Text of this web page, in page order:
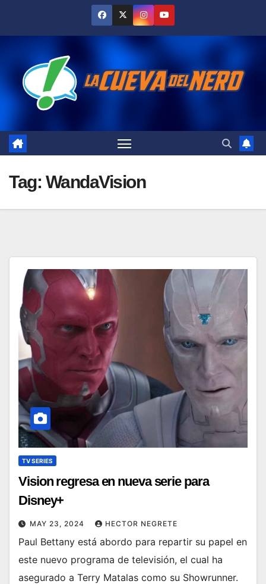
Tag: WandaVision
TV SERIES
Vision regresa en nueva serie para
Disney+
MAY 23, 2024 HECTOR NEGRETE
Paul Bettany está abordo para repartir su papel en
este nuevo programa de televisión, el cual ha
asegurado a Terry Matalas como su Showrunner.